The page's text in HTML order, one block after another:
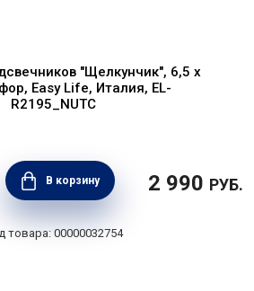
"Щелкунчик", 6,5 х
Easy Life, Италия, EL-
R2195_NUTC
В корзину 2 990 РУБ.
00000032754